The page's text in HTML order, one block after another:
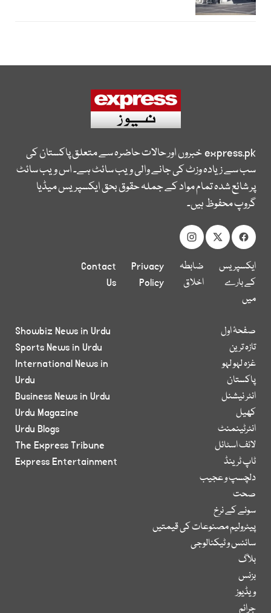
express.pkخبروں اور حالات حاضرہ سے متعلق پاکستان کی
سب سے زیادہ وزٹ کی جانے والی ویب سائٹ ہے۔ اس ویب سائٹ
پر شائع شدہ تمام مواد کے جملہ حقوق بحق ایکسپریس میڈیا
گروپ محفوظ ہیں۔
ایکسپریس
کے بارے
میں
ضابطہ
اخلاق
Privacy
Policy
Contact
Us
صفحۂ اول
تازہ ترین
غزہ لہو لہو
پاکستان
انٹر نیشنل
کھیل
انٹرٹینمنٹ
لائف اسٹائل
ٹاپ ٹرینڈ
دلچسپ و عجیب
صحت
سونے کے نرخ
پیٹرولیم مصنوعات کی قیمتیں
سائنس و ٹیکنالوجی
بلاگ
بزنس
ویڈیوز
جرائم
Showbiz News in Urdu
Sports News in Urdu
International News in
Urdu
Business News in Urdu
Urdu Magazine
Urdu Blogs
The Express Tribune
Express Entertainment